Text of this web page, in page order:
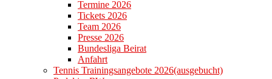
Termine 2026
Tickets 2026
Team 2026
Presse 2026
Bundesliga Beirat
Anfahrt
Tennis Trainingsangebote 2026(ausgebucht)